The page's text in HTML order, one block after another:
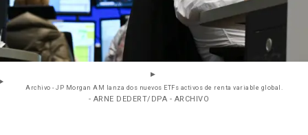
Archivo - JP Morgan AM lanza dos nuevos ETFs activos de renta variable global.
- ARNE DEDERT/DPA - ARCHIVO